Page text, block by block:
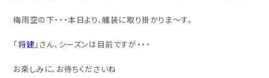
梅雨空の下・・・本日より、艤装に取り掛かりま～す。
「将建 」さん、シーズンは目前ですが・・・
お楽しみに、お待ちくださいね